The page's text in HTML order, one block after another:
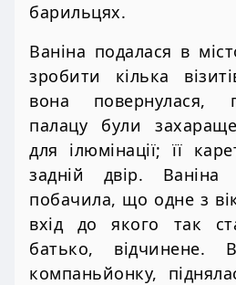
барильцях.
Ваніна подалася в
зробити кілька
вона повернулася,
палацу були
для ілюмінації; її
задній двір.
побачила, що одне з
вхід до якого так
батько, відчинене.
компаньйонку,